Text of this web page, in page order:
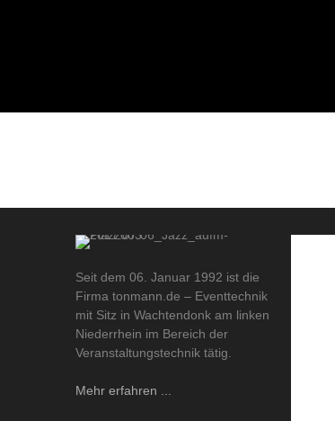
Seit dem 06. Januar 1992 ist die
Firma tonmann.de – Eventtechnik
mit Sitz in Wachtendonk am linken
Niederrhein im Bereich der
Veranstaltungstechnik tätig.
Mehr erfahren ...